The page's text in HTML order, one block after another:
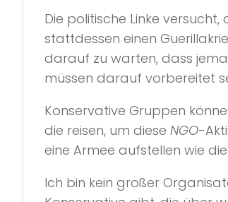
Die politische Linke
stattdessen einen
darauf zu warten, dass
müssen darauf vorbereitet
Konservative Gruppen
die reisen, um diese NGO-
eine Armee aufstellen wie
Ich bin kein großer